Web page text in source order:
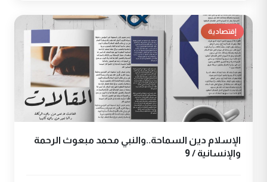
إقتصادية
الإسلام دين السماحة..والنبي محمد مبعوث الرحمة
والإنسانية / 9